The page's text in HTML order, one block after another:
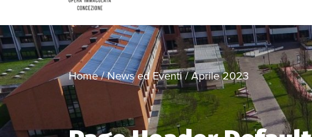
Home/News ed Eventi/Aprile 2023